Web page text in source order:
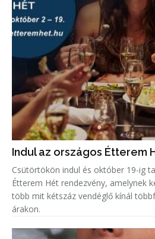
Indul az országos Étterem
Csütörtökön indul és október 19-ig
Étterem Hét rendezvény, amelynek
több mit kétszáz vendéglő kínál
árakon.